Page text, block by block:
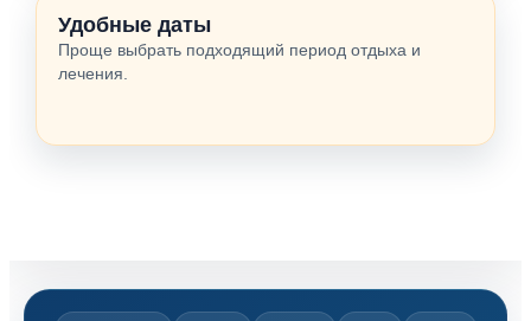
Удобные даты
Проще выбрать подходящий период отдыха и
лечения.